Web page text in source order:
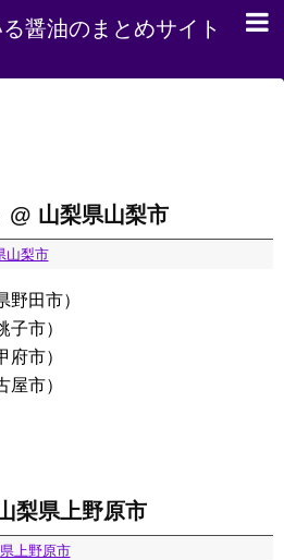
醤油のまとめサイト
@ 山梨県山梨市
山梨市
野田市）
子市）
府市）
屋市）
梨県上野原市
上野原市